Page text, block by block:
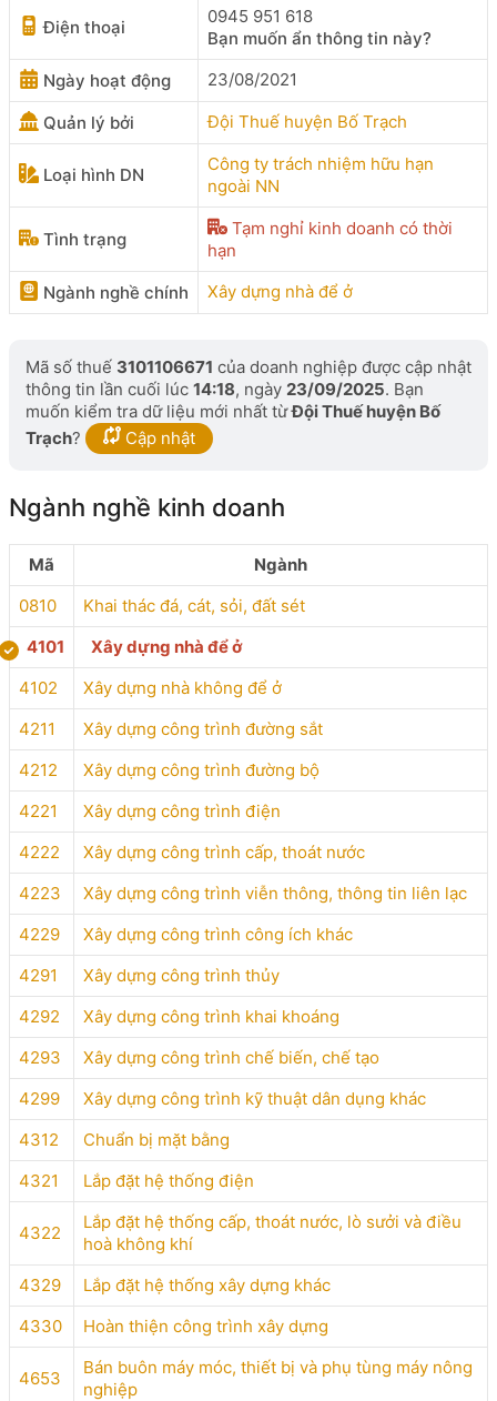
Điện thoại
0945 951 618
Bạn muốn ẩn thông tin này?
Ngày hoạt động
23/08/2021
Quản lý bởi Đội Thuế huyện Bố Trạch
Loại hình DN
Công ty trách nhiệm hữu hạn
ngoài NN
Tình trạng
Tạm nghỉ kinh doanh có thời
hạn
Ngành nghề chính
Xây dựng nhà để ở
Mã số thuế 3101106671 của doanh nghiệp được cập nhật
thông tin lần cuối lúc 14:18, ngày 23/09/2025. Bạn
muốn kiểm tra dữ liệu mới nhất từĐội Thuế huyện Bố
Trạch? Cập nhật
Ngành nghề kinh doanh
Mã
Ngành
0810
Khai thác đá, cát, sỏi, đất sét
4101
Xây dựng nhà để ở
4102
Xây dựng nhà không để ở
4211
Xây dựng công trình đường sắt
4212
Xây dựng công trình đường bộ
4221
Xây dựng công trình điện
4222
Xây dựng công trình cấp, thoát nước
4223
Xây dựng công trình viễn thông, thông tin liên lạc
4229
Xây dựng công trình công ích khác
4291
Xây dựng công trình thủy
4292
Xây dựng công trình khai khoáng
4293
Xây dựng công trình chế biến, chế tạo
4299
Xây dựng công trình kỹ thuật dân dụng khác
4312
Chuẩn bị mặt bằng
4321
Lắp đặt hệ thống điện
4322
Lắp đặt hệ thống cấp, thoát nước, lò sưởi và điều
hoà không khí
4329
Lắp đặt hệ thống xây dựng khác
4330
Hoàn thiện công trình xây dựng
4653
Bán buôn máy móc, thiết bị và phụ tùng máy nông
nghiệp